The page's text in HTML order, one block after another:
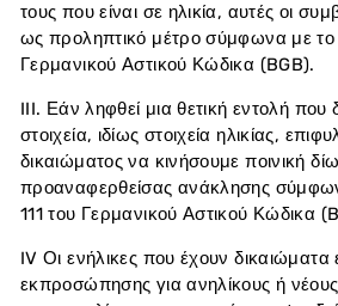
τους που είναι σε ηλικία, αυτές οι
ως προληπτικό μέτρο σύμφωνα με το
Γερμανικού Αστικού Κώδικα (BGB).
III. Εάν ληφθεί μια θετική εντολή
στοιχεία, ιδίως στοιχεία ηλικίας,
δικαιώματος να κινήσουμε ποινική
προαναφερθείσας ανάκλησης
111 του Γερμανικού Αστικού Κώδικα
IV Οι ενήλικες που έχουν δικαιώματα
εκπροσώπησης για ανηλίκους ή